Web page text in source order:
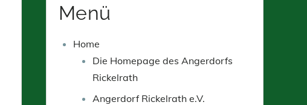
Menü
Home
Die Homepage des Angerdorfs
Rickelrath
Angerdorf Rickelrath e.V.